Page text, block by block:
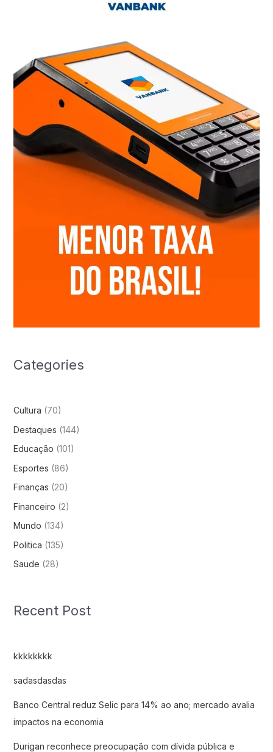
Categories
Cultura (70)
Destaques (144)
Educação (101)
Esportes (86)
Finanças (20)
Financeiro (2)
Mundo (134)
Politica (135)
Saude (28)
Recent Post
kkkkkkkk
sadasdasdas
Banco Central reduz Selic para 14% ao ano; mercado avalia
impactos na economia
Durigan reconhece preocupação com dívida pública e